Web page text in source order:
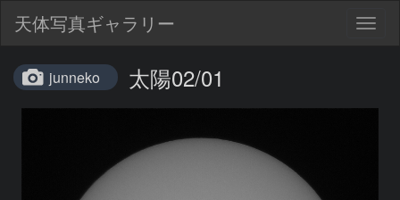
天体写真ギャラリー
junneko 太陽02/01